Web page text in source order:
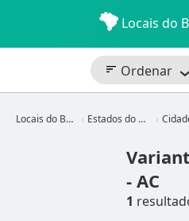
Locais do
Ordenar
Locais do Brasil Estados do Brasil Cidades
- AC
1